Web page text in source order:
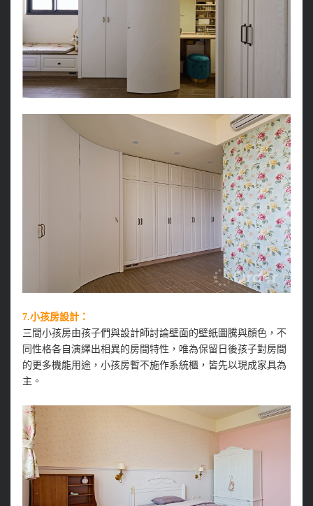
7.小孩房設計：
三間小孩房由孩子們與設計師討論壁面的壁紙圖騰與顏色，不
同性格各自演繹出相異的房間特性，唯為保留日後孩子對房間
的更多機能用途，小孩房暫不施作系統櫃，皆先以現成家具為
主。